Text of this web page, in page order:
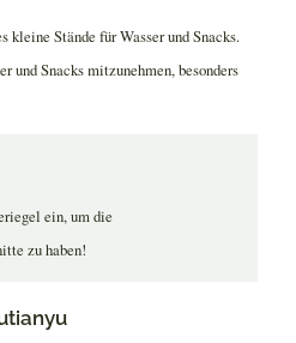
Stände für Wasser und Snacks.
und Snacks mitzunehmen, besonders
ein, um die
zu haben!